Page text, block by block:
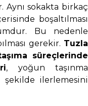
Aynı sokakta birkaç
boşaltılması
Bu nedenle
gerekir. Tuzla
süreçlerinde
, yoğun taşınma
ilerlemesini